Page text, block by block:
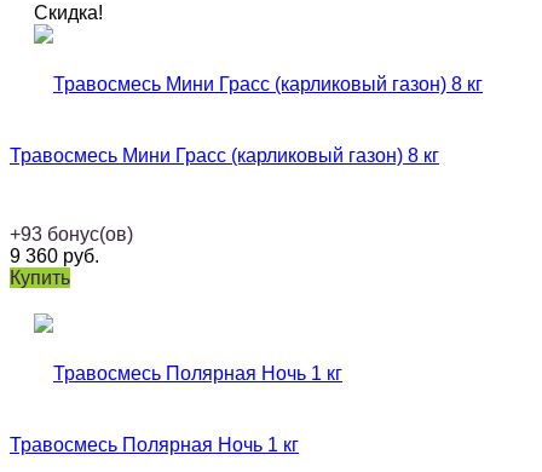
Скидка!
Травосмесь Мини Грасс (карликовый газон) 8 кг
+93 бонус(ов)
9 360 руб.
Купить
Травосмесь Полярная Ночь 1 кг